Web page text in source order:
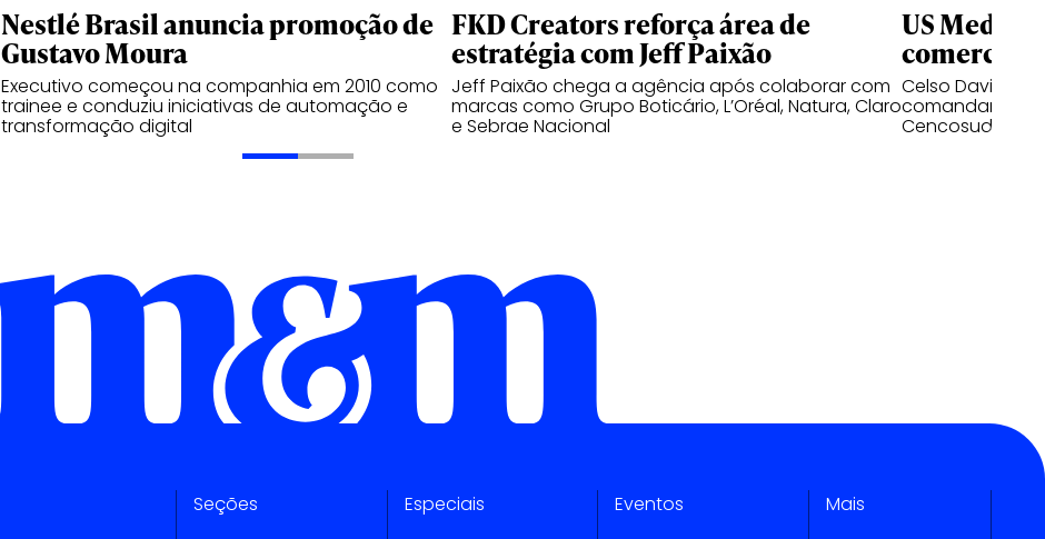
Nestlé Brasil anuncia promoção de
Gustavo Moura
Executivo começou na companhia em 2010 como
trainee e conduziu iniciativas de automação e
transformação digital
FKD Creators reforça área de
estratégia com Jeff Paixão
Jeff Paixão chega a agência após colaborar com
marcas como Grupo Boticário, L’Oréal, Natura, Claro
e Sebrae Nacional
US Media
comercial
Celso David e
comandar as
Cencosud no
Seções Especiais Eventos Mais